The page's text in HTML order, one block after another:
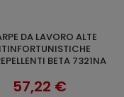
+ OPZIONI
GILET RIPSTOP BLACK T
64,54 €